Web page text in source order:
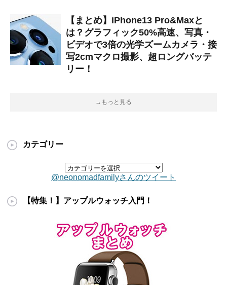
【まとめ】iPhone13 Pro&Maxと
は？グラフィック50%高速、写真・
ビデオで3倍の光学ズームカメラ・接
写2cmマクロ撮影、超ロングバッテ
リー！
→もっと見る
カテゴリー
@neonomadfamilyさんのツイート
【特集！】アップルウォッチ入門！